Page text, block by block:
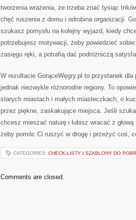
tworzenia wrażenia, że trzeba znać tysiąc
chęć ruszenia z domu i odrobina organizacji.
szukasz pomysłu na kolejny wyjazd, kiedy
potrzebujesz motywacji, żeby powiedzieć
zasięgu ręki, a potrafią dać podróżniczą
W rezultacie GorąceWęgry.pl to przystanek
jednak niezwykle różnorodne regiony. To
starych miastach i małych miasteczkach, o
przez piękne, zaskakujące miejsca. Jeśli
chcesz mieszać naturę i lubisz wracać z głową
żeby pomóc Ci ruszyć w drogę i przeżyć coś,
CATEGORIES: CHECK-LISTY I SZABLONY DO
Comments are closed.